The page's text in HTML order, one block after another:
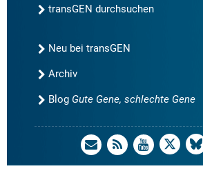
transGEN durchsuchen
Neu bei transGEN
Archiv
Blog Gute Gene, schlechte Gene